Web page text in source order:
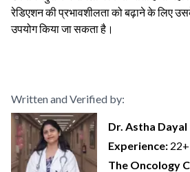
रेडिएशन की प्रभावशीलता को बढ़ाने के लिए
उपयोग किया जा सकता है।
Written and Verified by:
Dr. Astha Dayal
Experience:
The Oncology